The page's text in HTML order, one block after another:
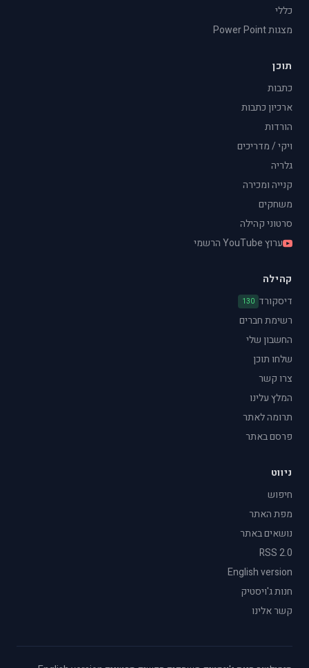
כללי
מצגות Power Point
תוכן
כתבות
ארכיון כתבות
הורדות
ויקי / מדריכים
גלריה
קנייה ומכירה
משחקים
סרטוני קהילה
ערוץ YouTube הרשמי
קהילה
דיסקורד 130
רשימת חברים
החשבון שלי
שלחו תוכן
צרו קשר
המלץ עלינו
תרומה לאתר
פרסם באתר
ניווט
חיפוש
מפת האתר
נושאים באתר
RSS 2.0
English version
חנות ג'ויסטיק
קשר אלינו